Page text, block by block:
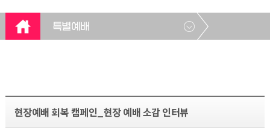
특별예배
현장예배 회복 캠페인_현장 예배 소감 인터뷰